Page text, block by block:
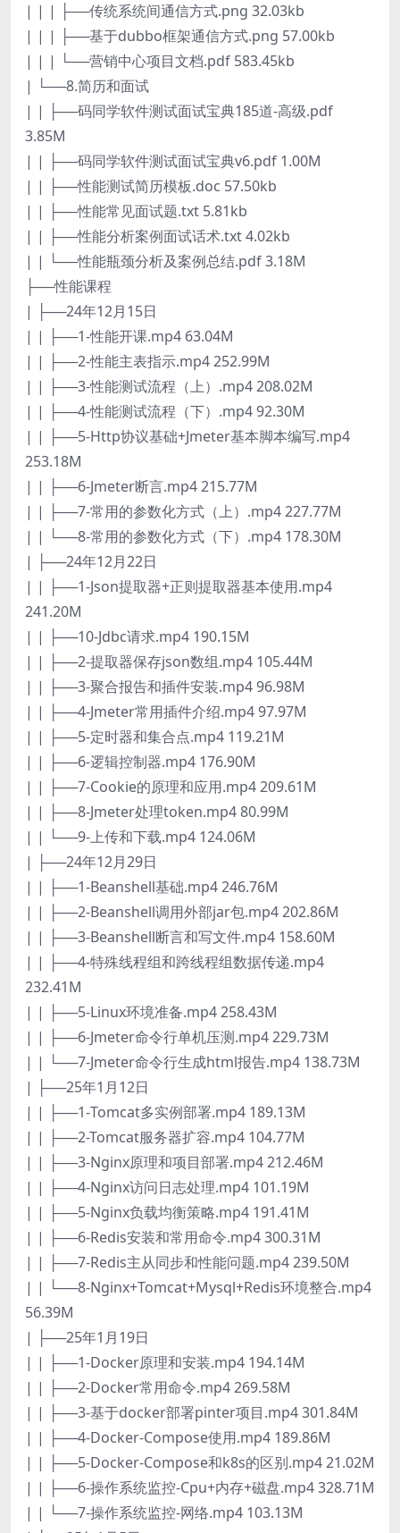
| | | ├──传统系统间通信方式.png 32.03kb
| | | ├──基于dubbo框架通信方式.png 57.00kb
| | | └──营销中心项目文档.pdf 583.45kb
| └──8.简历和面试
| | ├──码同学软件测试面试宝典185道-高级.pdf
3.85M
| | ├──码同学软件测试面试宝典v6.pdf 1.00M
| | ├──性能测试简历模板.doc 57.50kb
| | ├──性能常见面试题.txt 5.81kb
| | ├──性能分析案例面试话术.txt 4.02kb
| | └──性能瓶颈分析及案例总结.pdf 3.18M
├──性能课程
| ├──24年12月15日
| | ├──1-性能开课.mp4 63.04M
| | ├──2-性能主表指示.mp4 252.99M
| | ├──3-性能测试流程（上）.mp4 208.02M
| | ├──4-性能测试流程（下）.mp4 92.30M
| | ├──5-Http协议基础+Jmeter基本脚本编写.mp4
253.18M
| | ├──6-Jmeter断言.mp4 215.77M
| | ├──7-常用的参数化方式（上）.mp4 227.77M
| | └──8-常用的参数化方式（下）.mp4 178.30M
| ├──24年12月22日
| | ├──1-Json提取器+正则提取器基本使用.mp4
241.20M
| | ├──10-Jdbc请求.mp4 190.15M
| | ├──2-提取器保存json数组.mp4 105.44M
| | ├──3-聚合报告和插件安装.mp4 96.98M
| | ├──4-Jmeter常用插件介绍.mp4 97.97M
| | ├──5-定时器和集合点.mp4 119.21M
| | ├──6-逻辑控制器.mp4 176.90M
| | ├──7-Cookie的原理和应用.mp4 209.61M
| | ├──8-Jmeter处理token.mp4 80.99M
| | └──9-上传和下载.mp4 124.06M
| ├──24年12月29日
| | ├──1-Beanshell基础.mp4 246.76M
| | ├──2-Beanshell调用外部jar包.mp4 202.86M
| | ├──3-Beanshell断言和写文件.mp4 158.60M
| | ├──4-特殊线程组和跨线程组数据传递.mp4
232.41M
| | ├──5-Linux环境准备.mp4 258.43M
| | ├──6-Jmeter命令行单机压测.mp4 229.73M
| | └──7-Jmeter命令行生成html报告.mp4 138.73M
| ├──25年1月12日
| | ├──1-Tomcat多实例部署.mp4 189.13M
| | ├──2-Tomcat服务器扩容.mp4 104.77M
| | ├──3-Nginx原理和项目部署.mp4 212.46M
| | ├──4-Nginx访问日志处理.mp4 101.19M
| | ├──5-Nginx负载均衡策略.mp4 191.41M
| | ├──6-Redis安装和常用命令.mp4 300.31M
| | ├──7-Redis主从同步和性能问题.mp4 239.50M
| | └──8-Nginx+Tomcat+Mysql+Redis环境整合.mp4
56.39M
| ├──25年1月19日
| | ├──1-Docker原理和安装.mp4 194.14M
| | ├──2-Docker常用命令.mp4 269.58M
| | ├──3-基于docker部署pinter项目.mp4 301.84M
| | ├──4-Docker-Compose使用.mp4 189.86M
| | ├──5-Docker-Compose和k8s的区别.mp4 21.02M
| | ├──6-操作系统监控-Cpu+内存+磁盘.mp4 328.71M
| | └──7-操作系统监控-网络.mp4 103.13M